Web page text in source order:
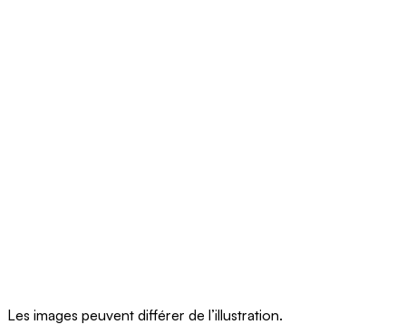
Les images peuvent différer de l’illustration.